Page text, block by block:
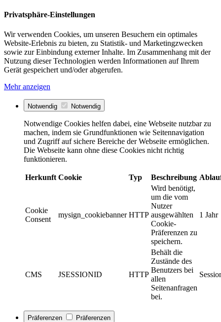
Privatsphäre-Einstellungen
Wir verwenden Cookies, um unseren Besuchern ein optimales
Website-Erlebnis zu bieten, zu Statistik- und Marketingzwecken
sowie zur Einbindung externer Inhalte. Im Zusammenhang mit der
Nutzung dieser Technologien werden Informationen auf Ihrem
Gerät gespeichert und/oder abgerufen.
Mehr anzeigen
Notwendig Notwendig
Notwendige Cookies helfen dabei, eine Webseite nutzbar zu
machen, indem sie Grundfunktionen wie Seitennavigation
und Zugriff auf sichere Bereiche der Webseite ermöglichen.
Die Webseite kann ohne diese Cookies nicht richtig
funktionieren.
Herkunft Cookie Typ Beschreibung
Cookie
Consent
mysign_cookiebanner HTTP
Wird benötigt,
um die vom
Nutzer
ausgewählten
Cookie-
Präferenzen zu
speichern.
1 Jahr
CMS JSESSIONID HTTP
Behält die
Zustände des
Benutzers bei
allen
Seitenanfragen
bei.
Präferenzen Präferenzen